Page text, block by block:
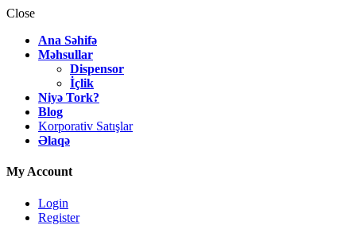
Close
Ana Səhifə
Məhsullar
Dispensor
İçlik
Niyə Tork?
Blog
Korporativ Satışlar
Əlaqə
My Account
Login
Register